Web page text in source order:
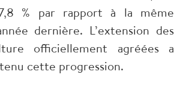
% par rapport à la même
dernière. L’extension des
officiellement agréées a
cette progression.